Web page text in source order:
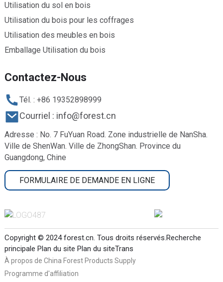
Utilisation du sol en bois
Utilisation du bois pour les coffrages
Utilisation des meubles en bois
Emballage Utilisation du bois
Contactez-Nous
Tél. : +86 19352898999
Courriel : info@forest.cn
Adresse : No. 7 FuYuan Road. Zone industrielle de NanSha.
Ville de ShenWan. Ville de ZhongShan. Province du
Guangdong, Chine
FORMULAIRE DE DEMANDE EN LIGNE
Copyright © 2024 forest.cn. Tous droits réservés.Recherche
principale Plan du site Plan du siteTrans
À propos de China Forest Products Supply
Programme d'affiliation